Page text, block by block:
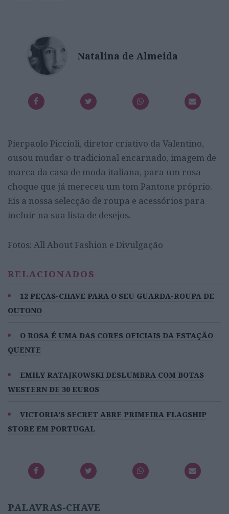
Natalina de Almeida
Pierpaolo Piccioli, diretor criativo da Valentino,
ousou mudar o tradicional encarnado, imagem de
marca da casa de moda italiana, para um rosa
choque que já mereceu um tom Pantone próprio.
Eis a nossa selecção de roupa e acessórios para
incluir na sua lista de desejos.
Fotos: All About Fashion e Divulgação
RELACIONADOS
12 PEÇAS-CHAVE PARA O SEU GUARDA-ROUPA DE
OUTONO
O ROSA É UMA DAS CORES OFICIAIS DA ESTAÇÃO
QUENTE
EMILY RATAJKOWSKI DESLUMBRA COM BOTAS
WESTERN DE 30 EUROS
VICTORIA’S SECRET ABRE PRIMEIRA FLAGSHIP
STORE EM PORTUGAL
PALAVRAS-CHAVE